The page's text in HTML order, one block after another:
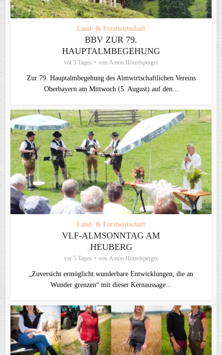
Land- & Forstwirtschaft
BBV ZUR 79.
HAUPTALMBEGEHUNG
vor 3 Tagen von Anton Hötzelsperger
Zur 79. Hauptalmbegehung des Almwirtschaftlichen Vereins
Oberbayern am Mittwoch (5. August) auf den...
Land- & Forstwirtschaft
VLF-ALMSONNTAG AM
HEUBERG
vor 5 Tagen von Anton Hötzelsperger
„Zuversicht ermöglicht wunderbare Entwicklungen, die an
Wunder grenzen“ mit dieser Kernaussage...